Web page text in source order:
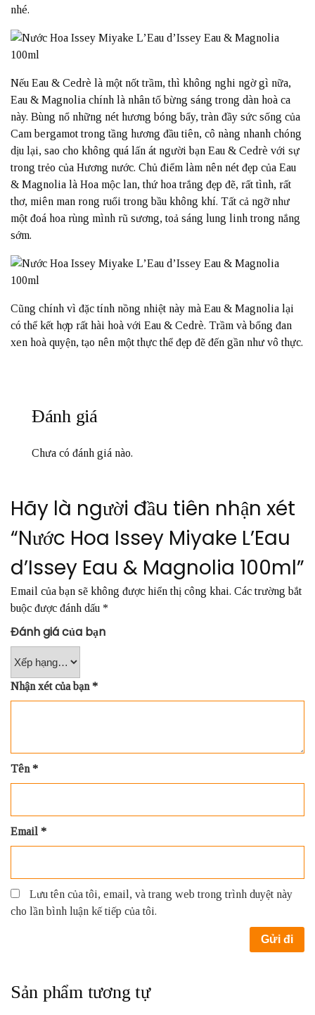
nhé.
Nếu Eau & Cedrè là một nốt trầm, thì không nghi ngờ gì nữa,
Eau & Magnolia chính là nhân tố bừng sáng trong dàn hoà ca
này. Bùng nổ những nét hương bóng bẩy, tràn đầy sức sống của
Cam bergamot trong tầng hương đầu tiên, cô nàng nhanh chóng
dịu lại, sao cho không quá lấn át người bạn Eau & Cedrè với sự
trong trẻo của Hương nước. Chủ điểm làm nên nét đẹp của Eau
& Magnolia là Hoa mộc lan, thứ hoa trắng đẹp đẽ, rất tình, rất
thơ, miên man rong ruổi trong bầu không khí. Tất cả ngỡ như
một đoá hoa rùng mình rũ sương, toả sáng lung linh trong nắng
sớm.
Cũng chính vì đặc tính nồng nhiệt này mà Eau & Magnolia lại
có thể kết hợp rất hài hoà với Eau & Cedrè. Trầm và bổng đan
xen hoà quyện, tạo nên một thực thể đẹp đẽ đến gần như vô thực.
Đánh giá
Chưa có đánh giá nào.
Hãy là người đầu tiên nhận xét
“Nước Hoa Issey Miyake L’Eau
d’Issey Eau & Magnolia 100ml”
Email của bạn sẽ không được hiển thị công khai. Các trường bắt
buộc được đánh dấu *
Đánh giá của bạn
Nhận xét của bạn*
Tên*
Email *
Lưu tên của tôi, email, và trang web trong trình duyệt này
cho lần bình luận kế tiếp của tôi.
Sản phẩm tương tự